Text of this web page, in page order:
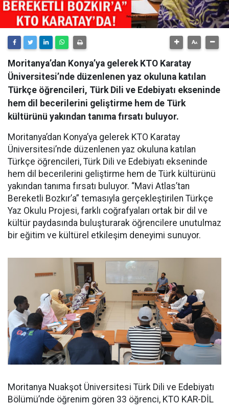
Moritanya’dan Konya’ya gelerek KTO Karatay
Üniversitesi’nde düzenlenen yaz okuluna katılan
Türkçe öğrencileri, Türk Dili ve Edebiyatı ekseninde
hem dil becerilerini geliştirme hem de Türk
kültürünü yakından tanıma fırsatı buluyor.
Moritanya’dan Konya’ya gelerek KTO Karatay
Üniversitesi’nde düzenlenen yaz okuluna katılan
Türkçe öğrencileri, Türk Dili ve Edebiyatı ekseninde
hem dil becerilerini geliştirme hem de Türk kültürünü
yakından tanıma fırsatı buluyor. “Mavi Atlas’tan
Bereketli Bozkır’a” temasıyla gerçekleştirilen Türkçe
Yaz Okulu Projesi, farklı coğrafyaları ortak bir dil ve
kültür paydasında buluşturarak öğrencilere unutulmaz
bir eğitim ve kültürel etkileşim deneyimi sunuyor.
Moritanya Nuakşot Üniversitesi Türk Dili ve Edebiyatı
Bölümü’nde öğrenim gören 33 öğrenci, KTO KAR-DİL